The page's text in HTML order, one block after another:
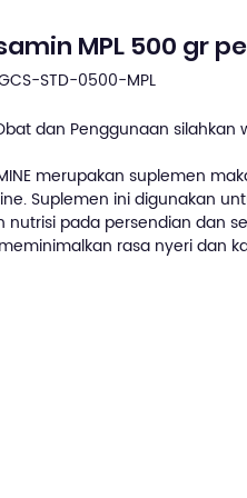
MPL 500 gr
STD-0500-MPL
dan Penggunaan silahkan
merupakan suplemen
Suplemen ini digunakan
nutrisi pada persendian dan
rasa nyeri dan